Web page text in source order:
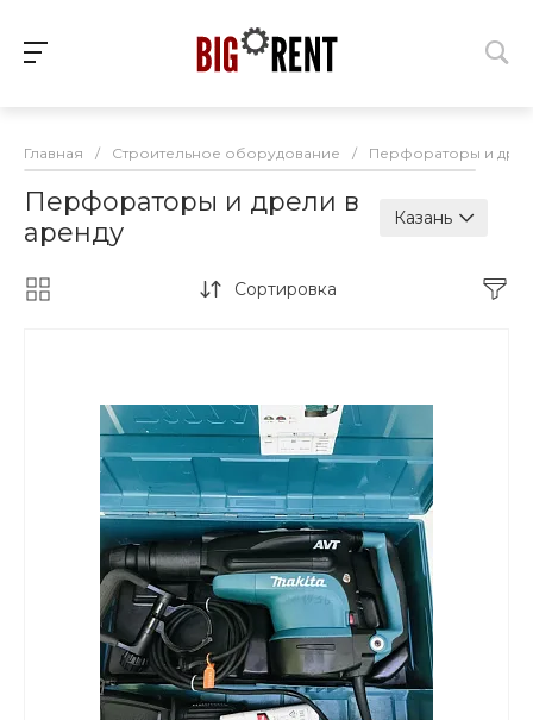
Главная / Строительное оборудование / Перфораторы и
Перфораторы и дрели в
аренду
Казань
Сортировка